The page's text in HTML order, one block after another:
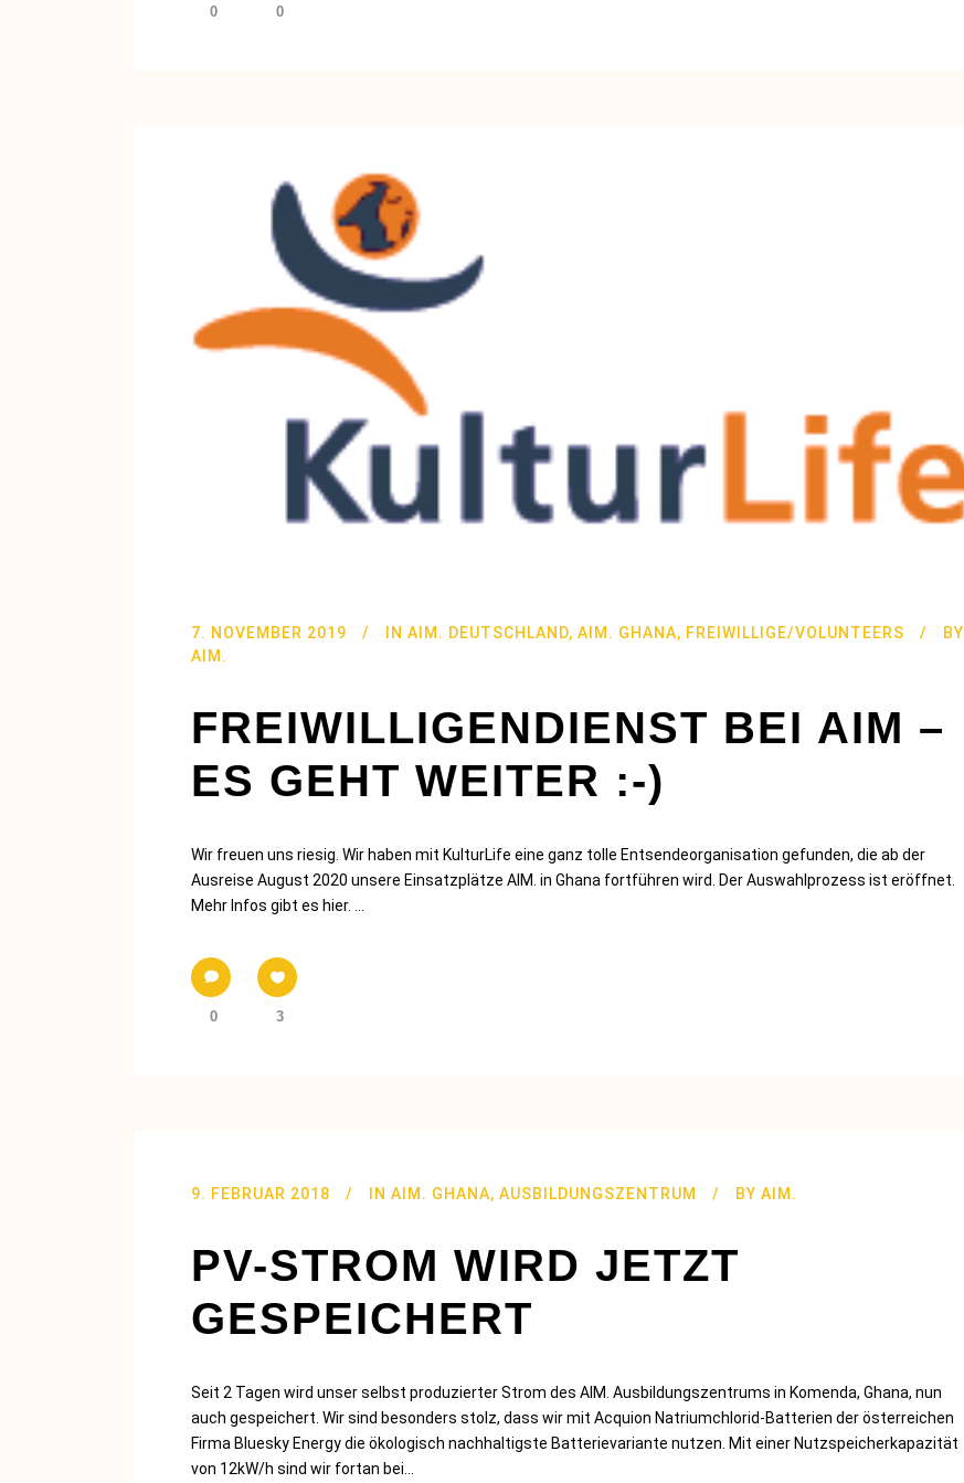
0 0
7. NOVEMBER 2019 IN AIM. DEUTSCHLAND, AIM. GHANA, FREIWILLIGE/VOLUNTEERS
BY
AIM.
FREIWILLIGENDIENST BEI AIM –
ES GEHT WEITER :-)
Wir freuen uns riesig. Wir haben mit KulturLife eine ganz tolle Entsendeorganisation gefunden, die ab der
Ausreise August 2020 unsere Einsatzplätze AIM. in Ghana fortführen wird. Der Auswahlprozess ist eröffnet.
Mehr Infos gibt es hier. ...
0 3
9. FEBRUAR 2018 IN AIM. GHANA, AUSBILDUNGSZENTRUM BY AIM.
PV-STROM WIRD JETZT
GESPEICHERT
Seit 2 Tagen wird unser selbst produzierter Strom des AIM. Ausbildungszentrums in Komenda, Ghana, nun
auch gespeichert. Wir sind besonders stolz, dass wir mit Acquion Natriumchlorid-Batterien der österreichen
Firma Bluesky Energy die ökologisch nachhaltigste Batterievariante nutzen. Mit einer Nutzspeicherkapazität
von 12kW/h sind wir fortan bei...